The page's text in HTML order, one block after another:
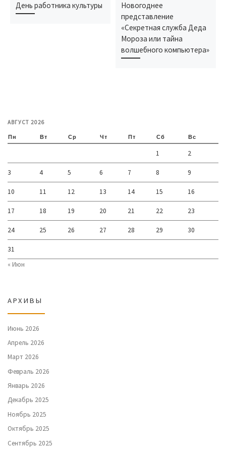
День работника культуры
Новогоднее
представление
«Секретная служба Деда
Мороза или тайна
волшебного компьютера»
АВГУСТ 2026
Пн Вт Ср Чт Пт Сб Вс
1 2
3 4 5 6 7 8 9
10 11 12 13 14 15 16
17 18 19 20 21 22 23
24 25 26 27 28 29 30
31
« Июн
АРХИВЫ
Июнь 2026
Апрель 2026
Март 2026
Февраль 2026
Январь 2026
Декабрь 2025
Ноябрь 2025
Октябрь 2025
Сентябрь 2025